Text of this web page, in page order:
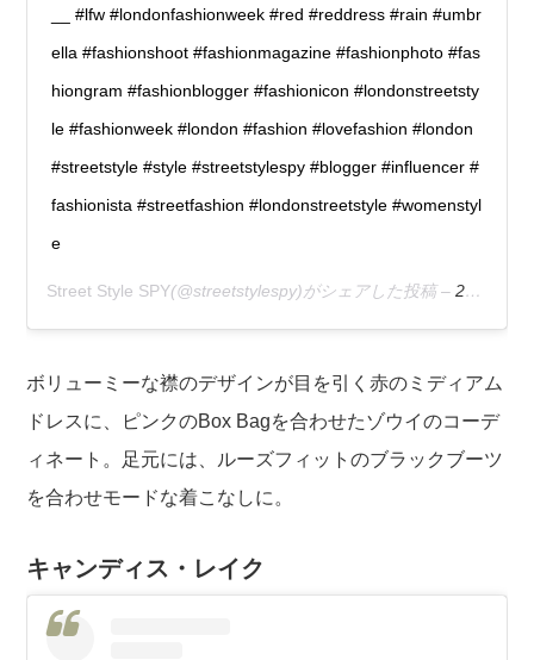
__ #lfw #londonfashionweek #red #reddress #rain #umbr
ella #fashionshoot #fashionmagazine #fashionphoto #fas
hiongram #fashionblogger #fashionicon #londonstreetsty
le #fashionweek #london #fashion #lovefashion #london
#streetstyle #style #streetstylespy #blogger #influencer #
fashionista #streetfashion #londonstreetstyle #womenstyl
e
Street Style SPY(@streetstylespy)がシェアした投稿 –2020年 2月月21日午前6時36分PST
ボリューミーな襟のデザインが目を引く赤のミディアム
ドレスに、ピンクのBox Bagを合わせたゾウイのコーデ
ィネート。足元には、ルーズフィットのブラックブーツ
を合わせモードな着こなしに。
キャンディス・レイク